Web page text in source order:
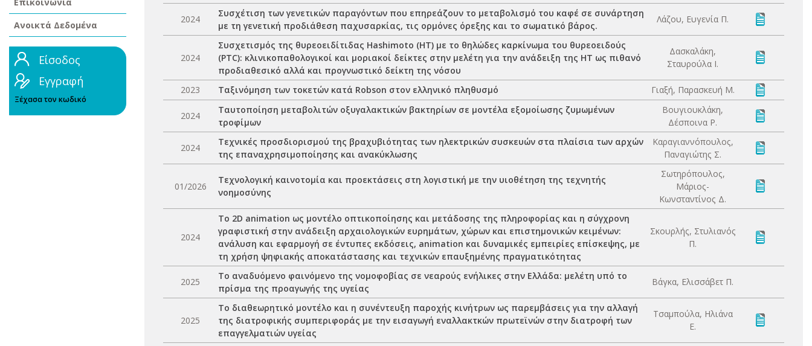
Ανοικτά Δεδομένα
Είσοδος
Εγγραφή
Ξέχασα τον κωδικό
2024
Συσχέτιση των γενετικών παραγόντων που επηρεάζουν το μεταβολισμό του καφέ σε συνάρτηση
με τη γενετική προδιάθεση παχυσαρκίας, τις ορμόνες όρεξης και το σωματικό βάρος.
Λάζου, Ευγενία Π.
2024
Συσχετισμός της θυρεοειδίτιδας Hashimoto (HT) με το θηλώδες καρκίνωμα του θυρεοειδούς
(PTC): κλινικοπαθολογικοί και μοριακοί δείκτες στην μελέτη για την ανάδειξη της ΗΤ ως πιθανό
προδιαθεσικό αλλά και προγνωστικό δείκτη της νόσου
Δασκαλάκη,
Σταυρούλα Ι.
2023 Ταξινόμηση των τοκετών κατά Robson στον ελληνικό πληθυσμό Γιαξή, Παρασκευή Μ.
2024
Ταυτοποίηση μεταβολιτών οξυγαλακτικών βακτηρίων σε μοντέλα εξομοίωσης ζυμωμένων
τροφίμων
Βουγιουκλάκη,
Δέσποινα Ρ.
2024
Τεχνικές προσδιορισμού της βραχυβιότητας των ηλεκτρικών συσκευών στα πλαίσια των αρχών
της επαναχρησιμοποίησης και ανακύκλωσης
Καραγιαννόπουλος,
Παναγιώτης Σ.
01/2026
Τεχνολογική καινοτομία και προεκτάσεις στη λογιστική με την υιοθέτηση της τεχνητής
νοημοσύνης
Σωτηρόπουλος,
Μάριος-
Κωνσταντίνος Δ.
2024
Το 2D animation ως μοντέλο οπτικοποίησης και μετάδοσης της πληροφορίας και η σύγχρονη
γραφιστική στην ανάδειξη αρχαιολογικών ευρημάτων, χώρων και επιστημονικών κειμένων:
ανάλυση και εφαρμογή σε έντυπες εκδόσεις, animation και δυναμικές εμπειρίες επίσκεψης, με
τη χρήση ψηφιακής αποκατάστασης και τεχνικών επαυξημένης πραγματικότητας
Σκουρλής, Στυλιανός
Π.
2025
Το αναδυόμενο φαινόμενο της νομοφοβίας σε νεαρούς ενήλικες στην Ελλάδα: μελέτη υπό το
πρίσμα της προαγωγής της υγείας
Βάγκα, Ελισσάβετ Π.
2025
Το διαθεωρητικό μοντέλο και η συνέντευξη παροχής κινήτρων ως παρεμβάσεις για την αλλαγή
της διατροφικής συμπεριφοράς με την εισαγωγή εναλλακτκών πρωτεϊνών στην διατροφή των
επαγγελματιών υγείας
Τσαμπούλα, Ηλιάνα
Ε.